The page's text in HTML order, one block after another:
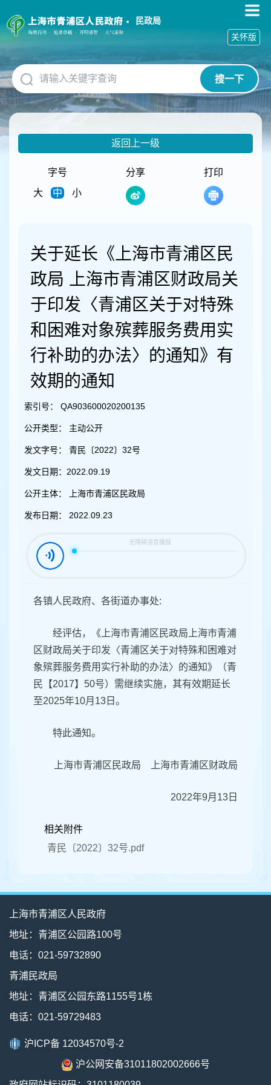
障
碍
作
说
明
跳
到
网
民政局
搜一下
关怀版
返回上一级
字号
大
中 小
分享 打印
关于延长《上海市青浦区民
政局 上海市青浦区财政局关
于印发〈青浦区关于对特殊
和困难对象殡葬服务费用实
行补助的办法〉的通知》有
效期的通知
索引号： QA903600020200135
公开类型： 主动公开
发文字号： 青民〔2022〕32号
发文日期： 2022.09.19
公开主体： 上海市青浦区民政局
发布日期： 2022.09.23
各镇人民政府、各街道办事处:
经评估，《上海市青浦区民政局上海市青浦
区财政局关于印发〈青浦区关于对特殊和困难对
象殡葬服务费用实行补助的办法〉的通知》（青
民【2017】50号）需继续实施，其有效期延长
至2025年10月13日。
特此通知。
上海市青浦区民政局 上海市青浦区财政局
2022年9月13日
相关附件
青民〔2022〕32号.pdf
上海市青浦区人民政府
地址：青浦区公园路100号
电话：021-59732890
青浦民政局
地址：青浦区公园东路1155号1栋
电话：021-59729483
沪ICP备 12034570号-2
沪公网安备31011802002666号